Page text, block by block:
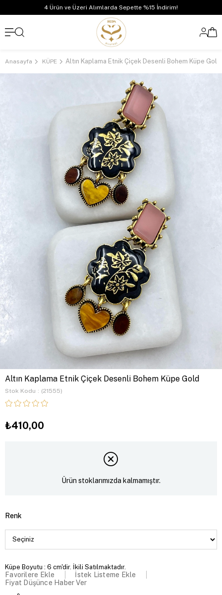
4 Ürün ve Üzeri Alımlarda Sepette %15 İndirim!
Anasayfa KÜPE Altın Kaplama Etnik Çiçek Desenli Bohem Küpe Gold
Altın Kaplama Etnik Çiçek Desenli Bohem Küpe Gold
Stok Kodu (21555)
₺410,00
Ürün stoklarımızda kalmamıştır.
Renk
Küpe Boyutu : 6 cm'dir. İkili Satılmaktadır.
Favorilere Ekle
İstek Listeme Ekle
Fiyat Düşünce Haber Ver